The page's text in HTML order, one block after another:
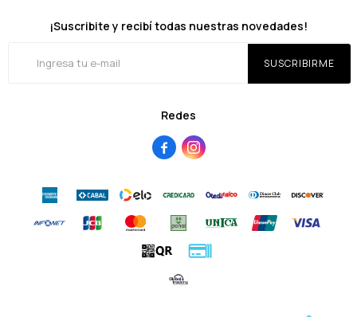
Redes
 
¡Suscribite y recibí todas nuestras novedades!
SUSCRIBIRME